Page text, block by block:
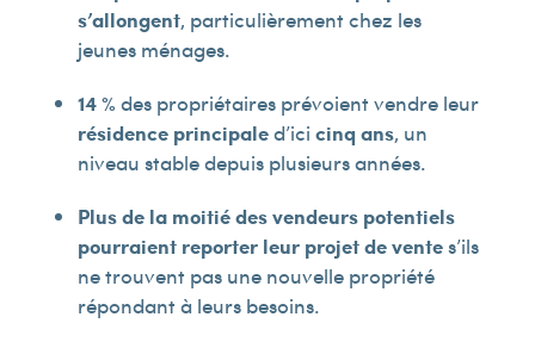
s’allongent, particulièrement chez les
jeunes ménages.
14 % des propriétaires prévoient vendre leur
résidence principaled’ici cinq ans, un
niveau stable depuis plusieurs années.
Plus de la moitié des vendeurs potentiels
pourraient reporter leur projet de ventes’ils
ne trouvent pas une nouvelle propriété
répondant à leurs besoins.